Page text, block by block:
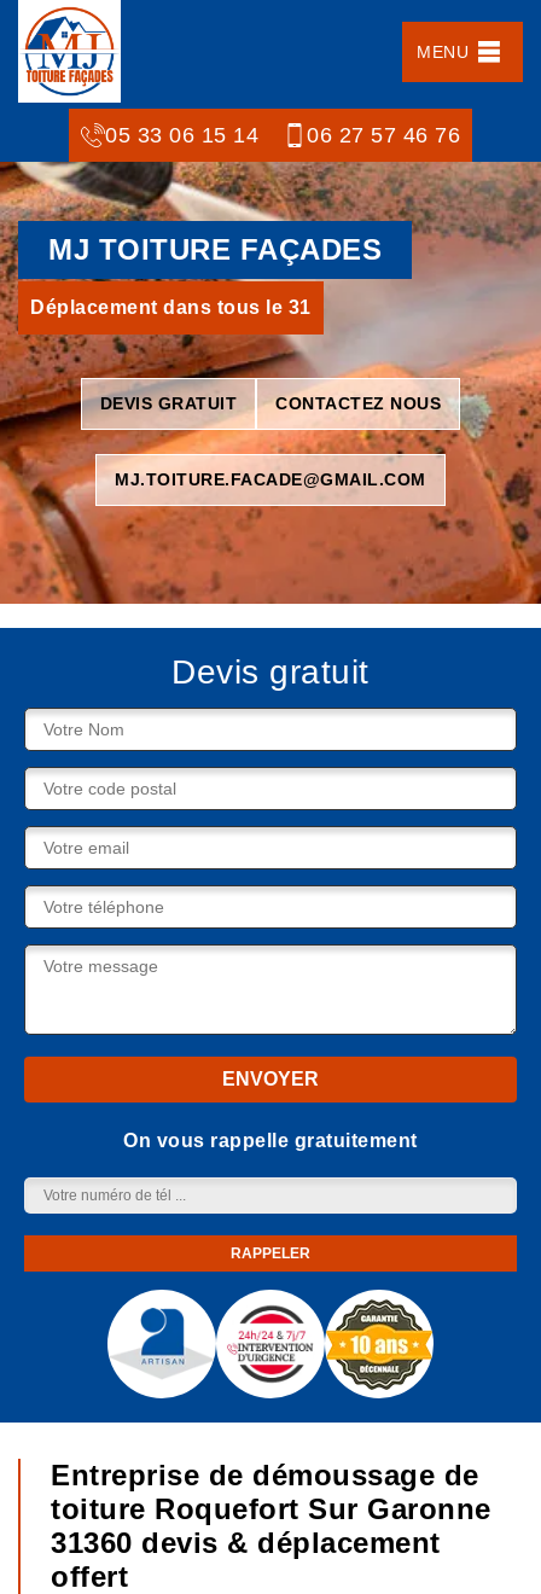
MENU
05 33 06 15 14 06 27 57 46 76
MJ TOITURE FAÇADES
Déplacement dans tous le 31
DEVIS GRATUIT CONTACTEZ NOUS
MJ.TOITURE.FACADE@GMAIL.COM
Devis gratuit
On vous rappelle gratuitement
Entreprise de démoussage de
toiture Roquefort Sur Garonne
31360 devis & déplacement
offert